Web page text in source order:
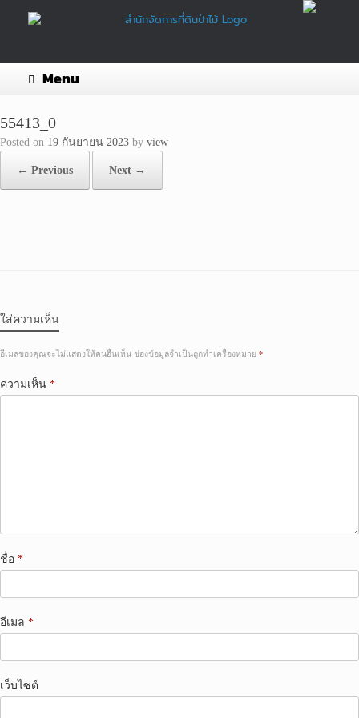
Menu
55413_0
Posted on 19 กันยายน 2023 by view
← Previous Next →
ใส่ความเห็น
อีเมลของคุณจะไม่แสดงให้คนอื่นเห็น ช่องข้อมูลจำเป็นถูกทำเครื่องหมาย *
ความเห็น *
ชื่อ *
อีเมล *
เว็บไซต์